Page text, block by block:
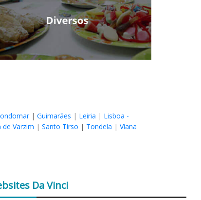
| Guimarães | Leiria | Lisboa -
de Varzim | Santo Tirso | Tondela | Viana
Da Vinci